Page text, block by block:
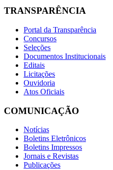
TRANSPARÊNCIA
Portal da Transparência
Concursos
Seleções
Documentos Institucionais
Editais
Licitações
Ouvidoria
Atos Oficiais
COMUNICAÇÃO
Notícias
Boletins Eletrônicos
Boletins Impressos
Jornais e Revistas
Publicações